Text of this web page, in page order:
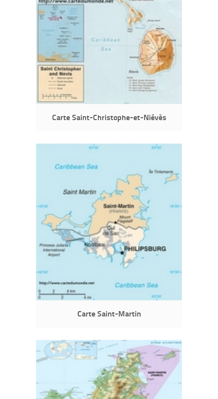
Carte Saint-Christophe-et-Niévès
Carte Saint-Martin